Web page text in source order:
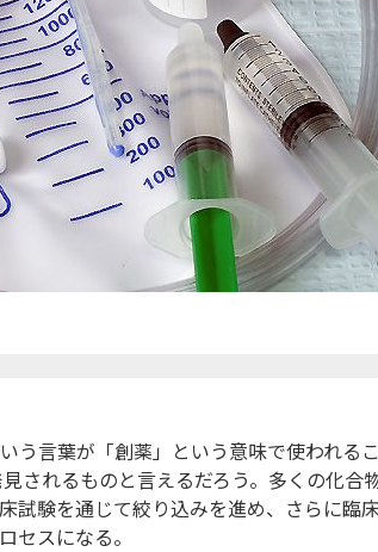
言葉が「創薬」という意味で使われる
されるものと言えるだろう。多くの化合
試験を通じて絞り込みを進め、さらに臨
セスになる。